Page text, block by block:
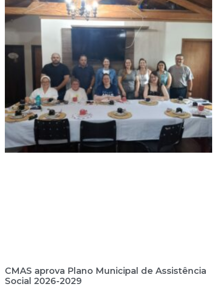
CMAS aprova Plano Municipal de Assistência
Social 2026-2029